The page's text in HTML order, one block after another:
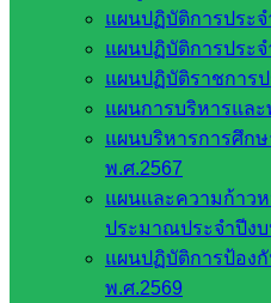
แผนปฏิบัติการประ
แผนปฏิบัติการประจ
แผนปฏิบัติราชการป
แผนการบริหารแล
แผนบริหารการศึก
พ.ศ.2567
แผนและความก้าว
ประมาณประจำปีง
แผนปฏิบัติการป้อง
พ.ศ.2569